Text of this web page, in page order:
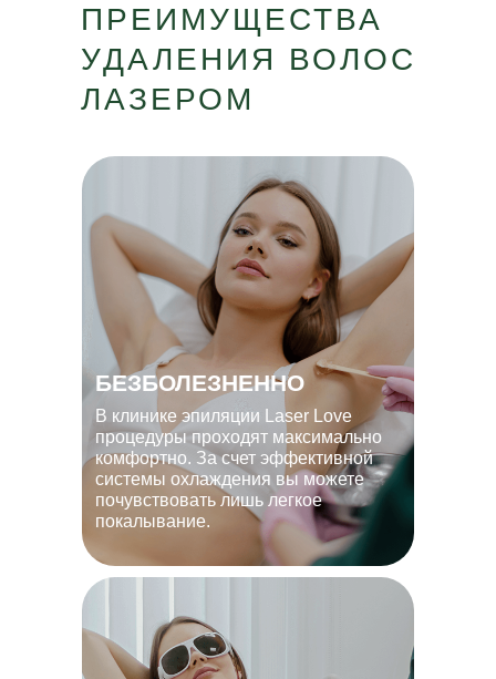
ПРЕИМУЩЕСТВА
УДАЛЕНИЯ ВОЛОС
ЛАЗЕРОМ
БЕЗБОЛЕЗНЕННО
В клинике эпиляции Laser Love
процедуры проходят максимально
комфортно. За счет эффективной
системы охлаждения вы можете
почувствовать лишь легкое
покалывание.